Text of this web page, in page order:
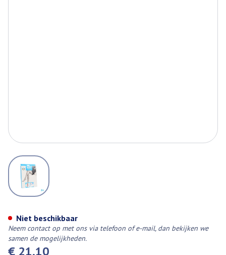
View larger image
€ 21,10
Niet beschikbaar
Neem contact op met ons via telefoon of e-mail, dan bekijken we
samen de mogelijkheden.